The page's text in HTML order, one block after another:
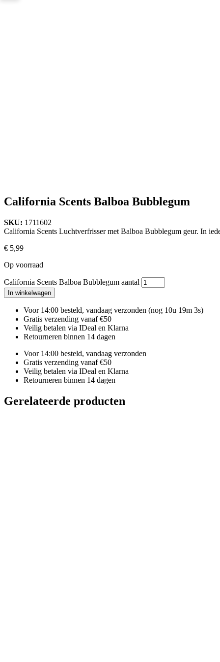
California Scents Balboa Bubblegum
SKU: 1711602
California Scents Luchtverfrisser met Balboa Bubblegum geur. In
€ 5,99
Op voorraad
California Scents Balboa Bubblegum aantal
In winkelwagen
Voor 14:00 besteld, vandaag verzonden (nog 10u 19m 2s)
Gratis verzending vanaf €50
Veilig betalen via IDeal en Klarna
Retourneren binnen 14 dagen
Voor 14:00 besteld, vandaag verzonden
Gratis verzending vanaf €50
Veilig betalen via IDeal en Klarna
Retourneren binnen 14 dagen
Gerelateerde producten